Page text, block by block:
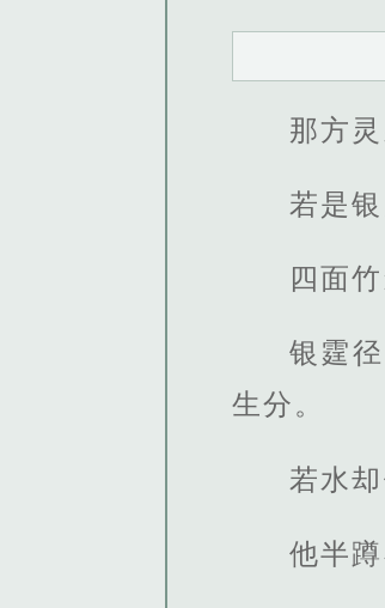
那方
若是
四面
银霆
生分。
若水
他半